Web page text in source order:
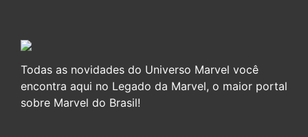
Todas as novidades do Universo Marvel você
encontra aqui no Legado da Marvel, o maior portal
sobre Marvel do Brasil!